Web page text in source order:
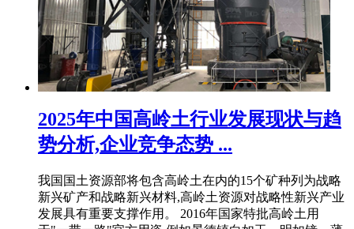
2025年中国高岭土行业发展现状与趋
势分析,企业竞争态势 ...
我国国土资源部将包含高岭土在内的15个矿种列为战略
新兴矿产和战略新兴材料,高岭土资源对战略性新兴产业
发展具有重要支撑作用。 2016年国家特批高岭土用